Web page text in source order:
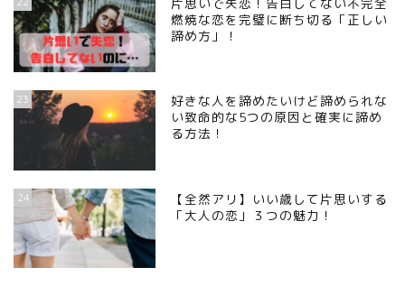
燃焼な恋を完璧に断ち切る「正しい
諦め方」！
23
好きな人を諦めたいけど諦められな
い致命的な5つの原因と確実に諦め
る方法！
24
【全然アリ】いい歳して片思いする
「大人の恋」３つの魅力！